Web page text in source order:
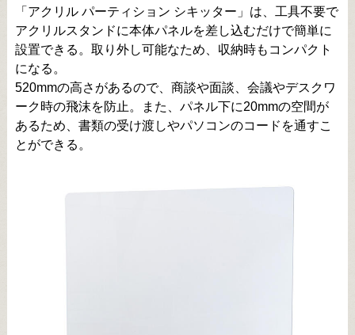
「アクリル パーティション シキッター」は、工具不要で
アクリルスタンドに本体パネルを差し込むだけで簡単に
設置できる。取り外し可能なため、収納時もコンパクト
になる。
520mmの高さがあるので、商談や面談、会議やデスクワ
ーク時の飛沫を防止。また、パネル下に20mmの空間が
あるため、書類の受け渡しやパソコンのコードを通すこ
とができる。